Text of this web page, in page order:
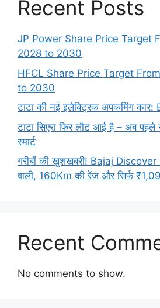
Recent Posts
JP Power Share Price Target
2028 to 2030
HFCL Share Price Target
to 2030
टाटा की नई इलेक्ट्रिक अपकमिंग
टाटा सिएरा फिर लौट आई है – अब पहले
स्मार्ट
गरीबों की खुशखबरी! Bajaj
वाली, 160Km की रेंज और सिर्फ
Recent
No comments to show.